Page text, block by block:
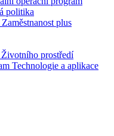
politika
plus
prostředí
Technologie a aplikace